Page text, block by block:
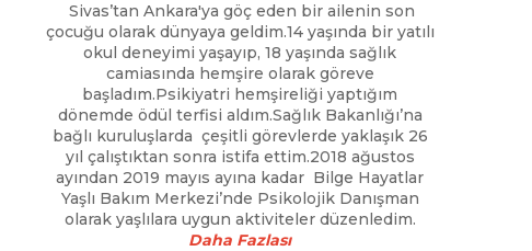
Sivas’tan Ankara'ya göç eden bir ailenin son
çocuğu olarak dünyaya geldim.14 yaşında bir yatılı
okul deneyimi yaşayıp, 18 yaşında sağlık
camiasında hemşire olarak göreve
başladım.Psikiyatri hemşireliği yaptığım
dönemde ödül terfisi aldım.Sağlık Bakanlığı’na
bağlı kuruluşlarda çeşitli görevlerde yaklaşık 26
yıl çalıştıktan sonra istifa ettim.2018 ağustos
ayından 2019 mayıs ayına kadar Bilge Hayatlar
Yaşlı Bakım Merkezi’nde Psikolojik Danışman
olarak yaşlılara uygun aktiviteler düzenledim.
Daha Fazlası